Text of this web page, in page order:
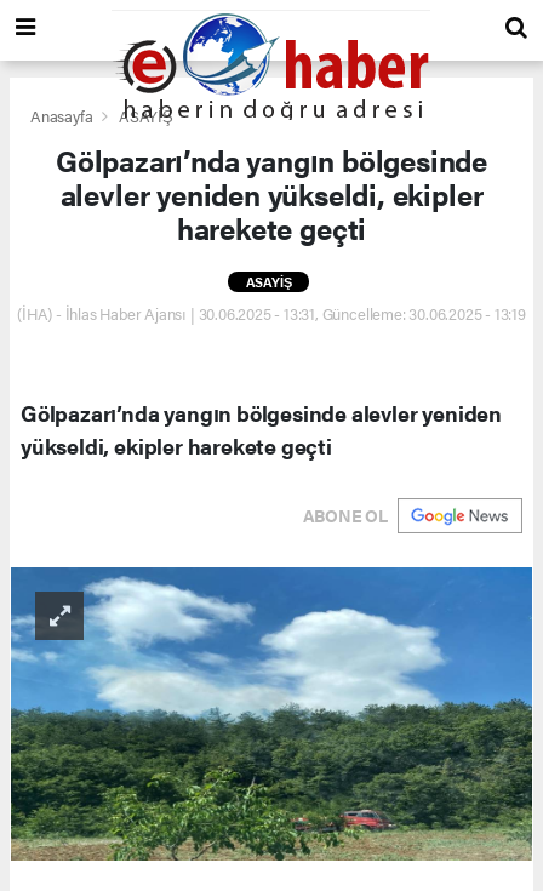
Anasayfa ASAYİŞ
Gölpazarı’nda yangın bölgesinde
alevler yeniden yükseldi, ekipler
harekete geçti
ASAYİŞ
(İHA) - İhlas Haber Ajansı | 30.06.2025 - 13:31, Güncelleme: 30.06.2025 - 13:19
Gölpazarı’nda yangın bölgesinde alevler yeniden
yükseldi, ekipler harekete geçti
ABONE OL